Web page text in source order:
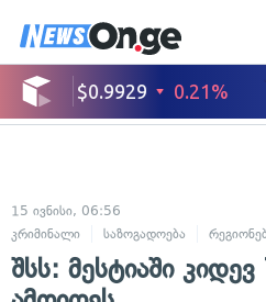
15 ივნისი, 06:56
კრიმინალი
საზოგადოება
შსს: მესტიაში